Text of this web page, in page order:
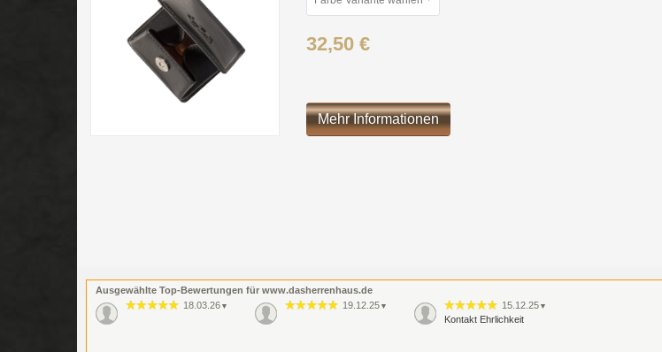
32,50 €
Mehr Informationen
Ausgewählte Top-Bewertungen für www.dasherrenhaus.de
18.03.26 ▼ 19.12.25 ▼ 15.12.25 ▼
Kontakt Ehrlichkeit